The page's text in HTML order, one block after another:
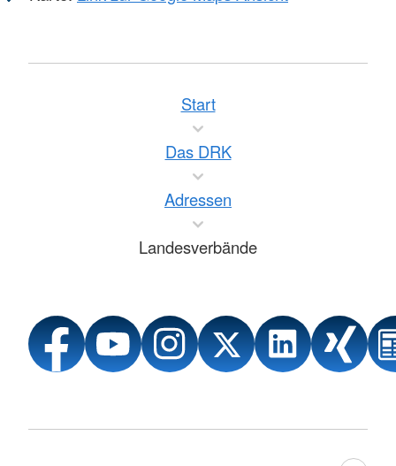
Start
Das DRK
Adressen
Landesverbände